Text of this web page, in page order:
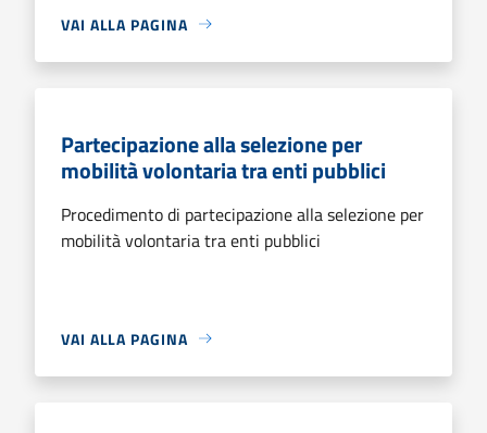
VAI ALLA PAGINA
Partecipazione alla selezione per
mobilità volontaria tra enti pubblici
Procedimento di partecipazione alla selezione per
mobilità volontaria tra enti pubblici
VAI ALLA PAGINA